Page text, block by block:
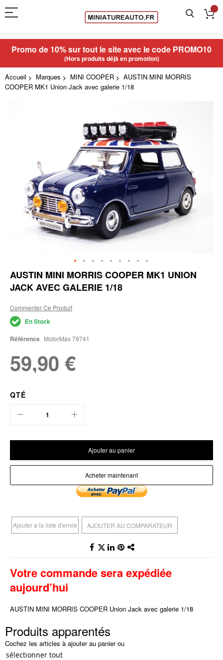
Promo de 10% sur tout le site avec le code PROMO10
(Hors produits déjà en promotion)
Accueil Marques MINI COOPER
AUSTIN MINI MORRIS
COOPER MK1 Union Jack avec galerie 1/18
Skip
to
the
of
the
images
AUSTIN MINI MORRIS COOPER MK1 UNION
JACK AVEC GALERIE 1/18
Commenter Ce Produit
En Stock
Référence MotorMax 79741
59,90 €
QTÉ
Ajouter au panier
Acheter maintenant
Ajouter a la liste d'envie AJOUTER AU COMPARATEUR
Votre commande sera expédiée
aujourd’hui
AUSTIN MINI MORRIS COOPER Union Jack avec galerie 1/18
Produits apparentés
Cochez les articles à ajouter au panier ou
sélectionner tout